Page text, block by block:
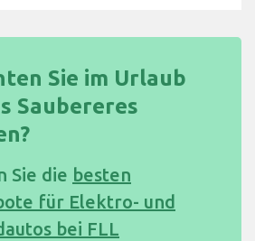
Sie im Urlaub
Saubereres
Sie die besten
für Elektro- und
bei FLL